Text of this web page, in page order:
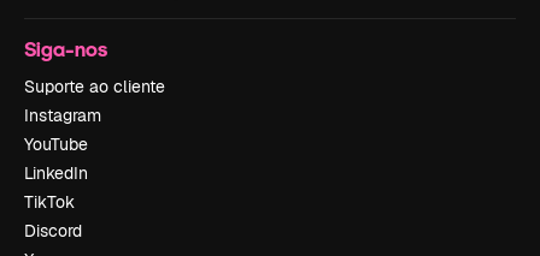
Siga-nos
Suporte ao cliente
Instagram
YouTube
LinkedIn
TikTok
Discord